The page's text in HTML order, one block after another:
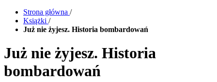
Strona główna /
Książki /
Już nie żyjesz. Historia bombardowań
Już nie żyjesz. Historia
bombardowań